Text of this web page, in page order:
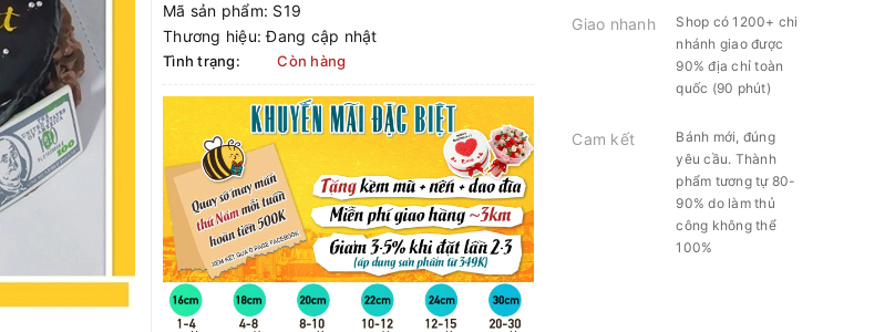
Mã sản phẩm: S19
Thương hiệu: Đang cập nhật
Tình trạng: Còn hàng
Giao nhanh
Shop có 1200+ chi
nhánh giao được
90% địa chỉ toàn
quốc (90 phút)
Cam kết
Bánh mới, đúng
yêu cầu. Thành
phẩm tương tự 80-
90% do làm thủ
công không thể
100%